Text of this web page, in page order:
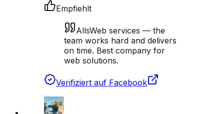
Empfiehlt
AllsWeb services — the
team works hard and delivers
on time. Best company for
web solutions.
Verifiziert auf Facebook